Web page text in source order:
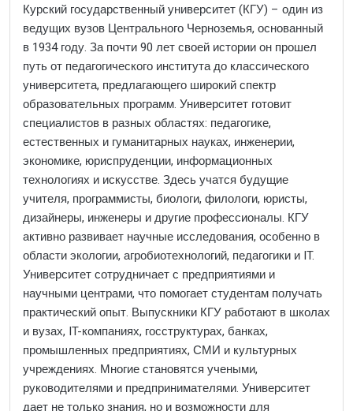
Курский государственный университет (КГУ) – один из
ведущих вузов Центрального Черноземья, основанный
в 1934 году. За почти 90 лет своей истории он прошел
путь от педагогического института до классического
университета, предлагающего широкий спектр
образовательных программ. Университет готовит
специалистов в разных областях: педагогике,
естественных и гуманитарных науках, инженерии,
экономике, юриспруденции, информационных
технологиях и искусстве. Здесь учатся будущие
учителя, программисты, биологи, филологи, юристы,
дизайнеры, инженеры и другие профессионалы. КГУ
активно развивает научные исследования, особенно в
области экологии, агробиотехнологий, педагогики и IT.
Университет сотрудничает с предприятиями и
научными центрами, что помогает студентам получать
практический опыт. Выпускники КГУ работают в школах
и вузах, IT-компаниях, госструктурах, банках,
промышленных предприятиях, СМИ и культурных
учреждениях. Многие становятся учеными,
руководителями и предпринимателями. Университет
дает не только знания, но и возможности для